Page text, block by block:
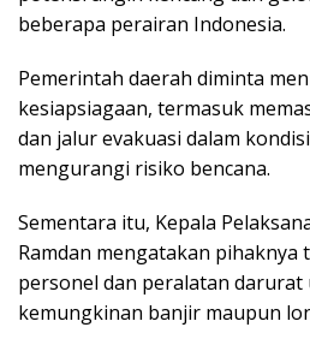
beberapa perairan Indonesia.
Pemerintah daerah diminta
kesiapsiagaan, termasuk
dan jalur evakuasi dalam
mengurangi risiko bencana.
Sementara itu, Kepala
Ramdan mengatakan pihaknya
personel dan peralatan
kemungkinan banjir maupun